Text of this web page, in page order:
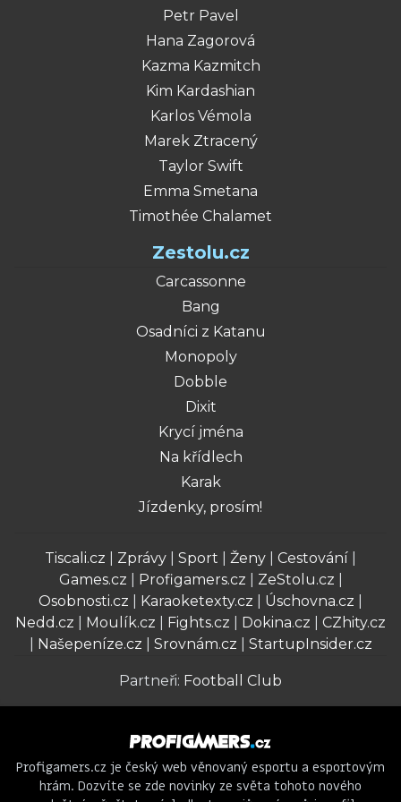
Petr Pavel
Hana Zagorová
Kazma Kazmitch
Kim Kardashian
Karlos Vémola
Marek Ztracený
Taylor Swift
Emma Smetana
Timothée Chalamet
Zestolu.cz
Carcassonne
Bang
Osadníci z Katanu
Monopoly
Dobble
Dixit
Krycí jména
Na křídlech
Karak
Jízdenky, prosím!
Tiscali.cz Zprávy Sport Ženy Cestování
Games.cz
Profigamers.cz ZeStolu.cz
Osobnosti.cz
Karaoketexty.cz Úschovna.cz
Nedd.cz
Moulík.cz Fights.cz Dokina.cz
CZhity.cz
Našepeníze.cz Srovnám.cz StartupInsider.cz
Partneři: Football Club
Profigamers.cz je český web věnovaný esportu a esportovým
hrám. Dozvíte se zde novinky ze světa tohoto nového